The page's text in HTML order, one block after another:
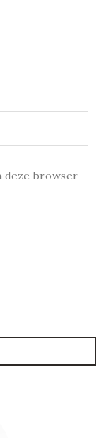
deze browser